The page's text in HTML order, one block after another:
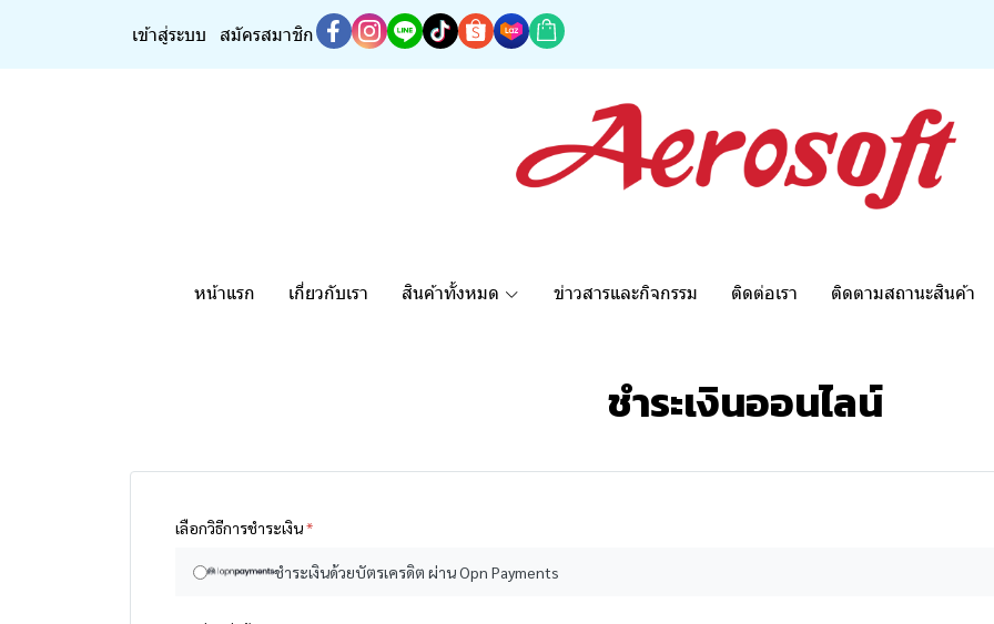
เข้าสู่ระบบ สมัครสมาชิก
หน้าแรก เกี่ยวกับเรา สินค้าทั้งหมด ข่าวสารและกิจกรรม ติดต่อเรา ติดตามสถานะสินค้า
ชำระเงินออนไลน์
เลือกวิธีการชำระเงิน*
ชำระเงินด้วยบัตรเครดิต ผ่าน Opn Payments